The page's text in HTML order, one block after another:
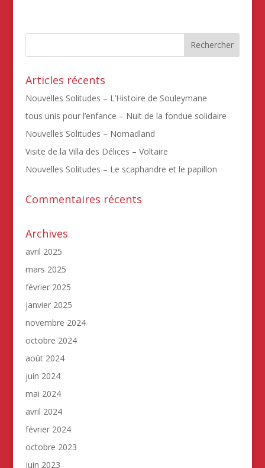
Articles récents
Nouvelles Solitudes – L’Histoire de Souleymane
tous unis pour l’enfance – Nuit de la fondue solidaire
Nouvelles Solitudes – Nomadland
Visite de la Villa des Délices – Voltaire
Nouvelles Solitudes – Le scaphandre et le papillon
Commentaires récents
Archives
avril 2025
mars 2025
février 2025
janvier 2025
novembre 2024
octobre 2024
août 2024
juin 2024
mai 2024
avril 2024
février 2024
octobre 2023
juin 2023